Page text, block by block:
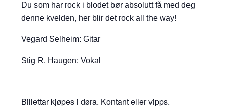
Du som har rock i blodet bør absolutt få med deg
denne kvelden, her blir det rock all the way!
Vegard Selheim: Gitar
Stig R. Haugen: Vokal
Billettar kjøpes i døra. Kontant eller vipps.